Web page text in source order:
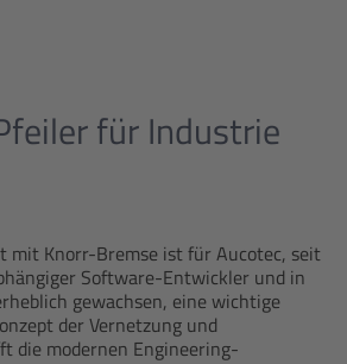
für Industrie
mit Knorr-Bremse ist für Aucotec, seit
Software-Entwickler und in
gewachsen, eine wichtige
der Vernetzung und
die modernen Engineering-